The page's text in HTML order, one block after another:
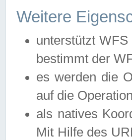
Weitere
unterstützt
bestimmt der
es werden die
auf die
als natives
Mit Hilfe des